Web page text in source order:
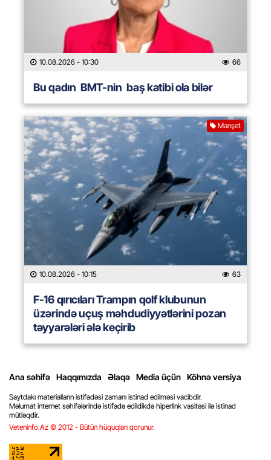
10.08.2026 - 10:30 66
Bu qadın BMT-nin baş katibi ola bilər
Manşet
10.08.2026 - 10:15 63
F-16 qırıcıları Trampın qolf klubunun
üzərində uçuş məhdudiyyətlərini pozan
təyyarələri ələ keçirib
Ana səhifə Haqqımızda Əlaqə Media üçün Köhnə versiya
Saytdakı materialların istifadəsi zamanı istinad edilməsi vacibdir.
Məlumat internet səhifələrində istifadə edildikdə hiperlink vasitəsi ilə istinad
mütləqdir.
Veteninfo.Az © 2012 - Bütün hüquqları qorunur.